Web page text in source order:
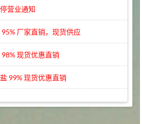
营业通知
厂家直销，现货供应
现货优惠直销
99% 现货优惠直销
现货直销，优惠促销